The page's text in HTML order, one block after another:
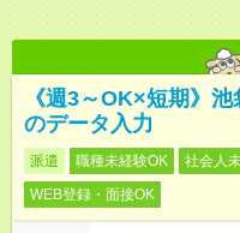
《週3～OK×短期》
のデータ入力
派遣 職種未経験OK 社会人
WEB登録・面接OK